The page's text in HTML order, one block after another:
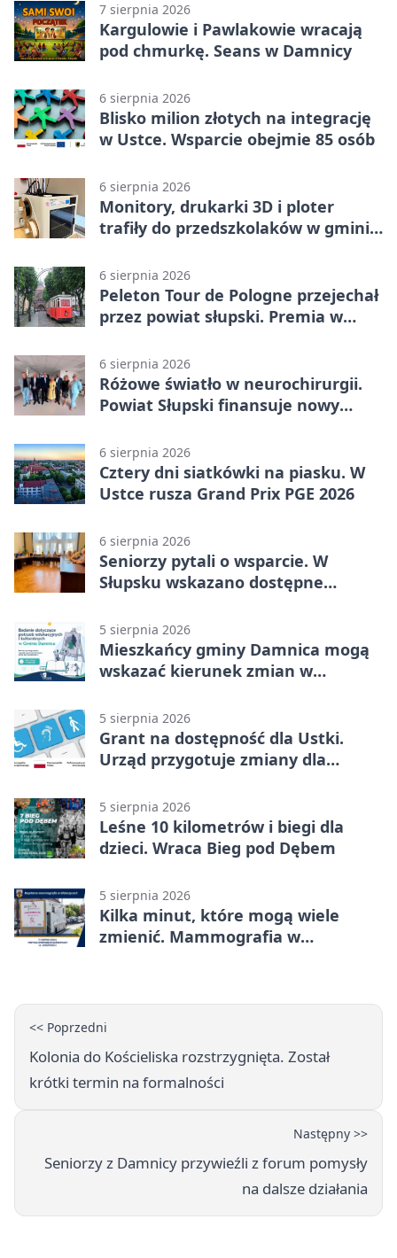
7 sierpnia 2026
Kargulowie i Pawlakowie wracają
pod chmurkę. Seans w Damnicy
6 sierpnia 2026
Blisko milion złotych na integrację
w Ustce. Wsparcie obejmie 85 osób
6 sierpnia 2026
Monitory, drukarki 3D i ploter
trafiły do przedszkolaków w gminie
6 sierpnia 2026
Peleton Tour de Pologne przejechał
przez powiat słupski. Premia w
6 sierpnia 2026
Różowe światło w neurochirurgii.
Powiat Słupski finansuje nowy
6 sierpnia 2026
Cztery dni siatkówki na piasku. W
Ustce rusza Grand Prix PGE 2026
6 sierpnia 2026
Seniorzy pytali o wsparcie. W
Słupsku wskazano dostępne
5 sierpnia 2026
Mieszkańcy gminy Damnica mogą
wskazać kierunek zmian w
5 sierpnia 2026
Grant na dostępność dla Ustki.
Urząd przygotuje zmiany dla
5 sierpnia 2026
Leśne 10 kilometrów i biegi dla
dzieci. Wraca Bieg pod Dębem
5 sierpnia 2026
Kilka minut, które mogą wiele
zmienić. Mammografia w
<< Poprzedni
Kolonia do Kościeliska rozstrzygnięta. Został
krótki termin na formalności
Następny >>
Seniorzy z Damnicy przywieźli z forum pomysły
na dalsze działania